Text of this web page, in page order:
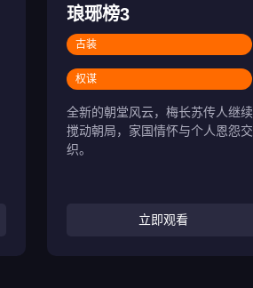
琅琊榜3
古装
权谋
全新的朝堂风云，梅长苏传人继续
搅动朝局，家国情怀与个人恩怨交
织。
立即观看